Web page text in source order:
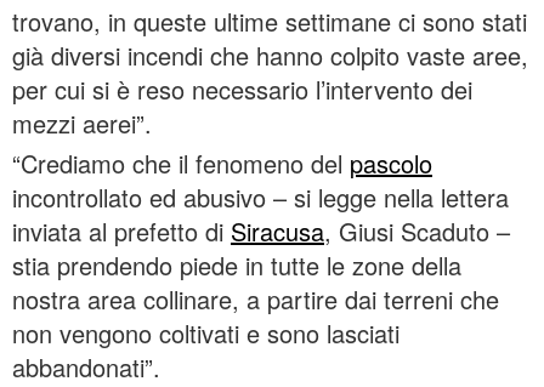
trovano, in queste ultime settimane ci sono stati
già diversi incendi che hanno colpito vaste aree,
per cui si è reso necessario l’intervento dei
mezzi aerei”.
“Crediamo che il fenomeno del pascolo
incontrollato ed abusivo – si legge nella lettera
inviata al prefetto di Siracusa, Giusi Scaduto –
stia prendendo piede in tutte le zone della
nostra area collinare, a partire dai terreni che
non vengono coltivati e sono lasciati
abbandonati”.